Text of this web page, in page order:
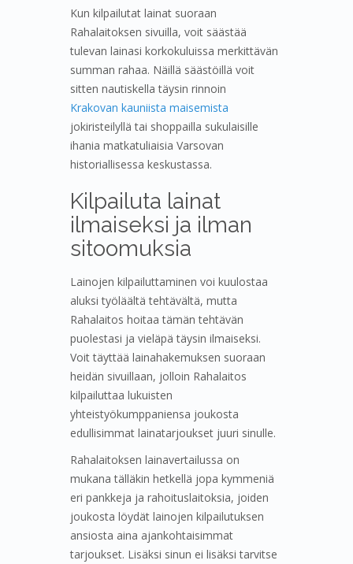
Kun kilpailutat lainat suoraan
Rahalaitoksen sivuilla, voit säästää
tulevan lainasi korkokuluissa merkittävän
summan rahaa. Näillä säästöillä voit
sitten nautiskella täysin rinnoin
Krakovan kauniista maisemista
jokiristeilyllä tai shoppailla sukulaisille
ihania matkatuliaisia Varsovan
historiallisessa keskustassa.
Kilpailuta lainat
ilmaiseksi ja ilman
sitoomuksia
Lainojen kilpailuttaminen voi kuulostaa
aluksi työläältä tehtävältä, mutta
Rahalaitos hoitaa tämän tehtävän
puolestasi ja vieläpä täysin ilmaiseksi.
Voit täyttää lainahakemuksen suoraan
heidän sivuillaan, jolloin Rahalaitos
kilpailuttaa lukuisten
yhteistyökumppaniensa joukosta
edullisimmat lainatarjoukset juuri sinulle.
Rahalaitoksen lainavertailussa on
mukana tälläkin hetkellä jopa kymmeniä
eri pankkeja ja rahoituslaitoksia, joiden
joukosta löydät lainojen kilpailutuksen
ansiosta aina ajankohtaisimmat
tarjoukset. Lisäksi sinun ei lisäksi tarvitse